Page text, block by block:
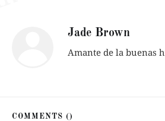
Jade Brown
Amante de la buenas
COMMENTS ()